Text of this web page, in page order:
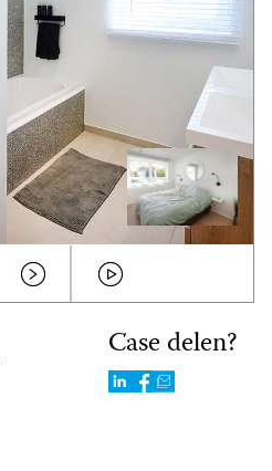
Case delen?